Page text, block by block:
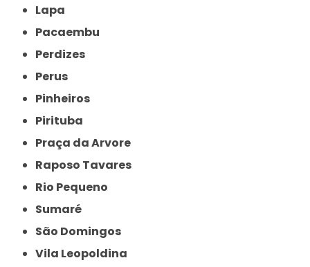
Lapa
Pacaembu
Perdizes
Perus
Pinheiros
Pirituba
Praça da Arvore
Raposo Tavares
Rio Pequeno
Sumaré
São Domingos
Vila Leopoldina